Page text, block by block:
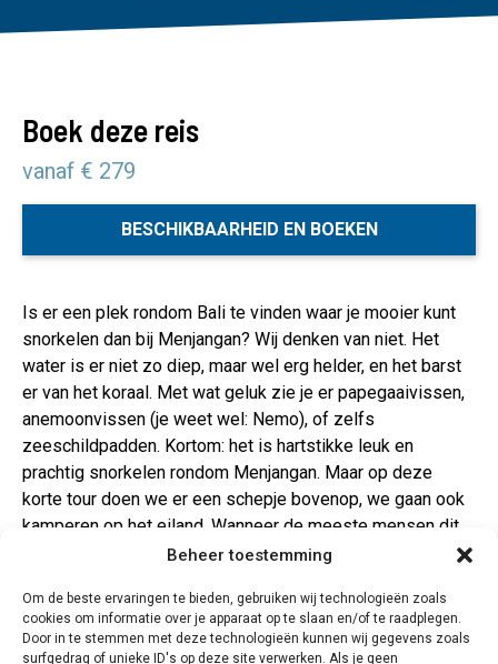
Beheer toestemming
Om de beste ervaringen te bieden, gebruiken wij technologieën zoals
cookies om informatie over je apparaat op te slaan en/of te raadplegen.
Door in te stemmen met deze technologieën kunnen wij gegevens zoals
surfgedrag of unieke ID's op deze site verwerken. Als je geen
Boek deze reis
vanaf € 279
BESCHIKBAARHEID EN BOEKEN
Is er een plek rondom Bali te vinden waar je mooier kunt
snorkelen dan bij Menjangan? Wij denken van niet. Het
water is er niet zo diep, maar wel erg helder, en het barst
er van het koraal. Met wat geluk zie je er papegaaivissen,
anemoonvissen (je weet wel: Nemo), of zelfs
zeeschildpadden. Kortom: het is hartstikke leuk en
prachtig snorkelen rondom Menjangan. Maar op deze
korte tour doen we er een schepje bovenop, we gaan ook
kamperen op het eiland. Wanneer de meeste mensen dit
eiland verlaten, blijven wij! Je leert vuur maken en een
natuurlijk!Menjangan behoort tot het West Bali National
Park, aan de noordwestelijke kant van Bali. Er wonen
nagenoeg geen mensen op het eiland. Menjangan